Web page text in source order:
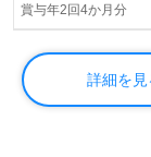
賞与年2回4か月分
詳細を見